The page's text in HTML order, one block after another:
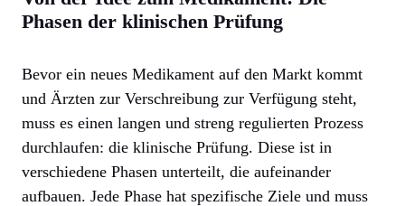
Phasen der klinischen Prüfung
Bevor ein neues Medikament auf den Markt kommt
und Ärzten zur Verschreibung zur Verfügung steht,
muss es einen langen und streng regulierten Prozess
durchlaufen: die klinische Prüfung. Diese ist in
verschiedene Phasen unterteilt, die aufeinander
aufbauen. Jede Phase hat spezifische Ziele und muss